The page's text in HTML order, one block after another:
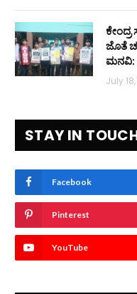
ಜೊತೆ
ಮನವಿ:
July
STAY IN
Facebook
Pinterest
YouTube